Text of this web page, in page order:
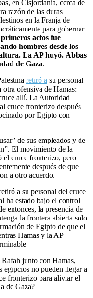
en Cisjordania, cerca de
razón de las duras
en la Franja de
para gobernar
actos fue
hombres desde los
La AP huyó. Abbas
de Gaza.
retiró a su personal
otra ofensiva de Hamas:
allí. La Autoridad
cruce fronterizo después
por Egipto con
de sus empleados y de
El movimiento de la
el cruce fronterizo, pero
después de que
a otro acuerdo.
a su personal del cruce
ha estado bajo el control
entonces, la presencia de
la frontera abierta solo
de Egipto de que el
Hamas y la AP
junto con Hamas,
egipcios no pueden llegar a
fronterizo para aliviar el
de Gaza?